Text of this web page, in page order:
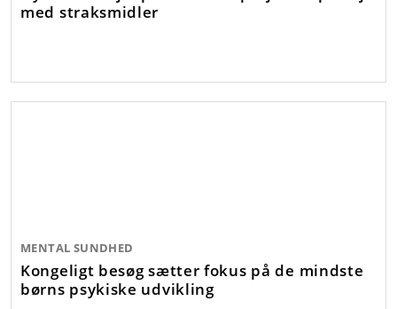
med straksmidler
MENTAL SUNDHED
Kongeligt besøg sætter fokus på de mindste
børns psykiske udvikling